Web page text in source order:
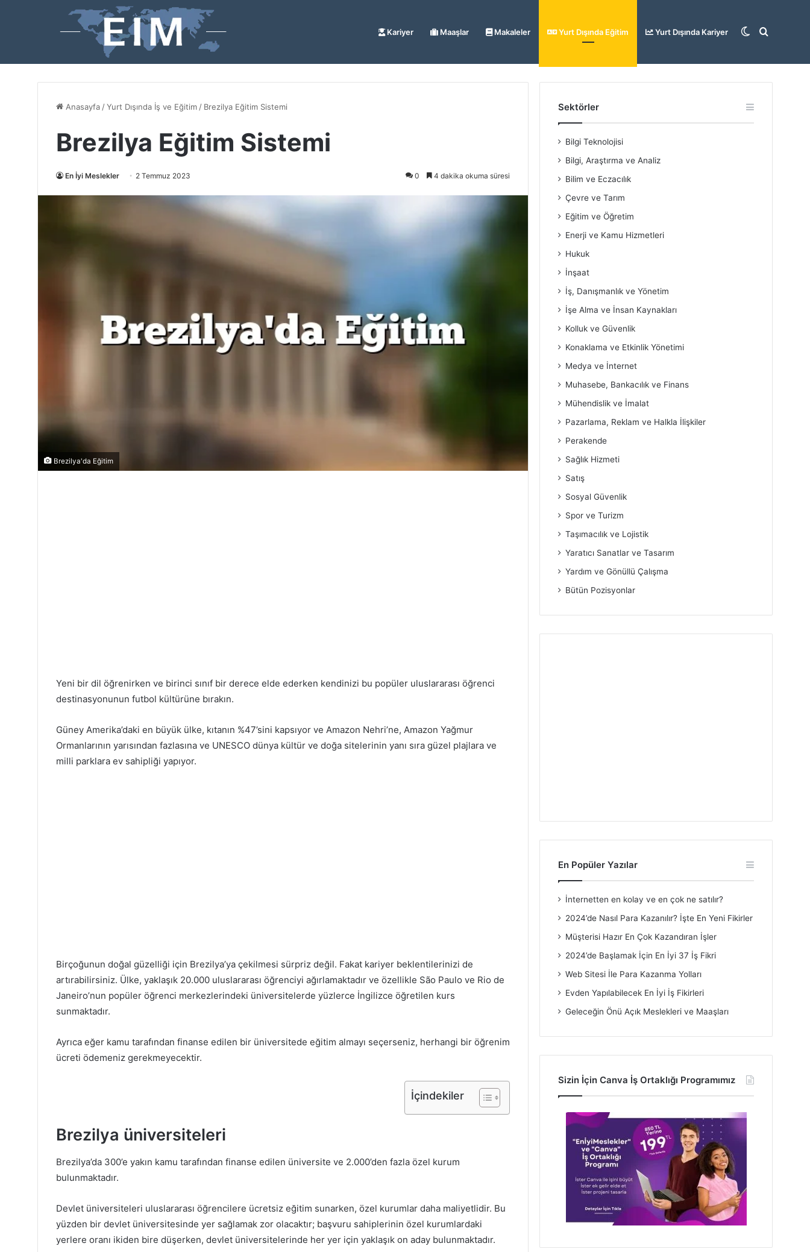
Kariyer Maaşlar Makaleler Yurt Dışında Eğitim Yurt Dışında Kariyer Arama
Dış
Anasayfa /Yurt Dışında İş ve Eğitim / Brezilya Eğitim Sistemi
Brezilya Eğitim Sistemi
En İyi Meslekler 2 Temmuz 2023 0 4 dakika okuma süresi
Brezilya'da Eğitim
Yeni bir dil öğrenirken ve birinci sınıf bir derece elde ederken kendinizi bu popüler uluslararası öğrenci
destinasyonunun futbol kültürüne bırakın.
Güney Amerika’daki en büyük ülke, kıtanın %47’sini kapsıyor ve Amazon Nehri’ne, Amazon Yağmur
Ormanlarının yarısından fazlasına ve UNESCO dünya kültür ve doğa sitelerinin yanı sıra güzel plajlara ve
milli parklara ev sahipliği yapıyor.
Birçoğunun doğal güzelliği için Brezilya’ya çekilmesi sürpriz değil. Fakat kariyer beklentilerinizi de
artırabilirsiniz. Ülke, yaklaşık 20.000 uluslararası öğrenciyi ağırlamaktadır ve özellikle São Paulo ve Rio de
Janeiro’nun popüler öğrenci merkezlerindeki üniversitelerde yüzlerce İngilizce öğretilen kurs
sunmaktadır.
Ayrıca eğer kamu tarafından finanse edilen bir üniversitede eğitim almayı seçerseniz, herhangi bir öğrenim
ücreti ödemeniz gerekmeyecektir.
İçindekiler
Brezilya üniversiteleri
Brezilya’da 300’e yakın kamu tarafından finanse edilen üniversite ve 2.000’den fazla özel kurum
bulunmaktadır.
Devlet üniversiteleri uluslararası öğrencilere ücretsiz eğitim sunarken, özel kurumlar daha maliyetlidir. Bu
yüzden bir devlet üniversitesinde yer sağlamak zor olacaktır; başvuru sahiplerinin özel kurumlardaki
yerlere oranı ikiden bire düşerken, devlet üniversitelerinde her yer için yaklaşık on aday bulunmaktadır.
Sektörler
Bilgi Teknolojisi
Bilgi, Araştırma ve Analiz
Bilim ve Eczacılık
Çevre ve Tarım
Eğitim ve Öğretim
Enerji ve Kamu Hizmetleri
Hukuk
İnşaat
İş, Danışmanlık ve Yönetim
İşe Alma ve İnsan Kaynakları
Kolluk ve Güvenlik
Konaklama ve Etkinlik Yönetimi
Medya ve İnternet
Muhasebe, Bankacılık ve Finans
Mühendislik ve İmalat
Pazarlama, Reklam ve Halkla İlişkiler
Perakende
Sağlık Hizmeti
Satış
Sosyal Güvenlik
Spor ve Turizm
Taşımacılık ve Lojistik
Yaratıcı Sanatlar ve Tasarım
Yardım ve Gönüllü Çalışma
Bütün Pozisyonlar
En Popüler Yazılar
İnternetten en kolay ve en çok ne satılır?
2024’de Nasıl Para Kazanılır? İşte En Yeni Fikirler
Müşterisi Hazır En Çok Kazandıran İşler
2024’de Başlamak İçin En İyi 37 İş Fikri
Web Sitesi İle Para Kazanma Yolları
Evden Yapılabilecek En İyi İş Fikirleri
Geleceğin Önü Açık Meslekleri ve Maaşları
Sizin İçin Canva İş Ortaklığı Programımız